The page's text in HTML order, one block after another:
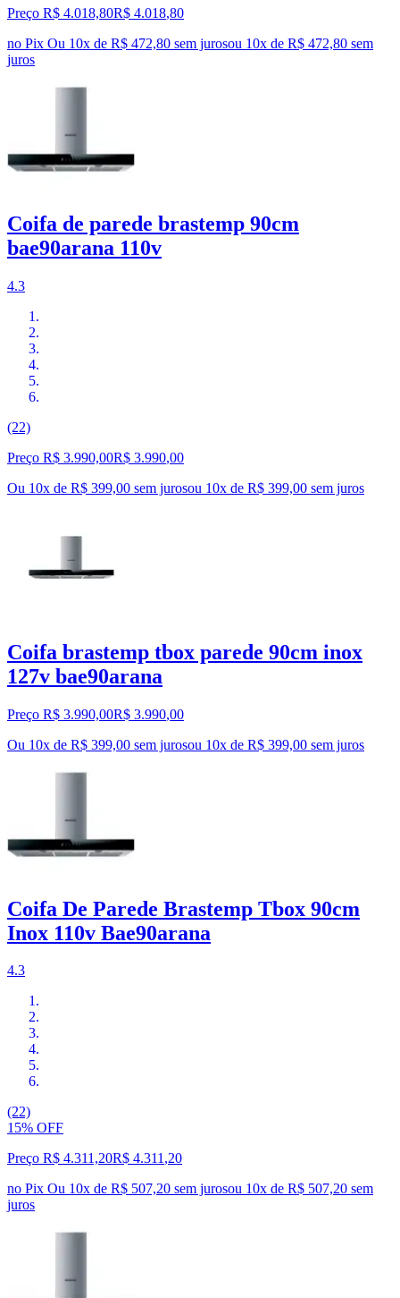
Preço R$ 4.018,80R$ 4.018,80
no Pix Ou 10x de R$ 472,80 sem jurosou 10x de R$ 472,80 sem
juros
Coifa de parede brastemp 90cm
bae90arana 110v
4.3
(22)
Preço R$ 3.990,00R$ 3.990,00
Ou 10x de R$ 399,00 sem jurosou 10x de R$ 399,00 sem juros
Coifa brastemp tbox parede 90cm inox
127v bae90arana
Preço R$ 3.990,00R$ 3.990,00
Ou 10x de R$ 399,00 sem jurosou 10x de R$ 399,00 sem juros
Coifa De Parede Brastemp Tbox 90cm
Inox 110v Bae90arana
4.3
(22)
15% OFF
Preço R$ 4.311,20R$ 4.311,20
no Pix Ou 10x de R$ 507,20 sem jurosou 10x de R$ 507,20 sem
juros